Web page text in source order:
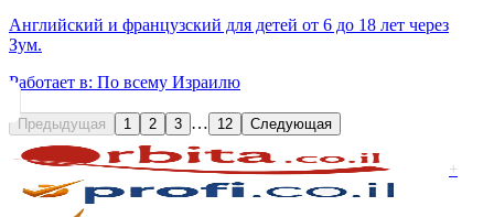
Английский и французский для детей от 6 до 18 лет через
Зум.
Работает в: По всему Израилю
Предыдущая 1 2 3 … 12 Следующая
+